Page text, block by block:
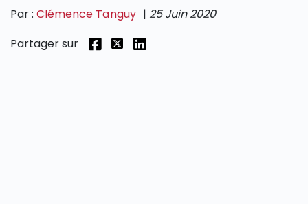
Par :Clémence Tanguy | 25 Juin 2020
Partager sur